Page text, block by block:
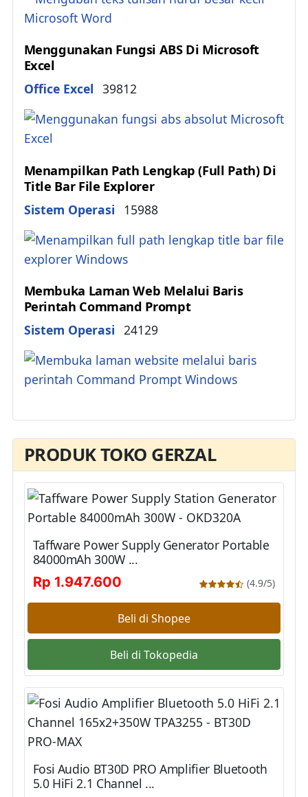
Menggunakan Fungsi ABS Di Microsoft
Excel
Details
Office Excel 39812
Menampilkan Path Lengkap (Full Path) Di
Title Bar File Explorer
Details
Sistem Operasi 15988
Membuka Laman Web Melalui Baris
Perintah Command Prompt
Details
Sistem Operasi 24129
PRODUK TOKO GERZAL
Taffware Power Supply Generator Portable
84000mAh 300W ...
Rp 1.947.600
(4.9/5)
Beli di Shopee
Beli di Tokopedia
Fosi Audio BT30D PRO Amplifier Bluetooth
5.0 HiFi 2.1 Channel ...